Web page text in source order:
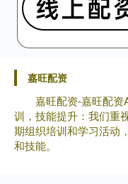
嘉旺配资
嘉旺配资-嘉旺配资
训，技能提升：我们重
期组织培训和学习活动
和技能。